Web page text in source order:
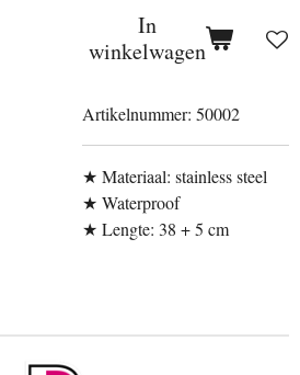
In
winkelwagen
Artikelnummer: 50002
★ Materiaal: stainless steel
★ Waterproof
★ Lengte: 38 + 5 cm